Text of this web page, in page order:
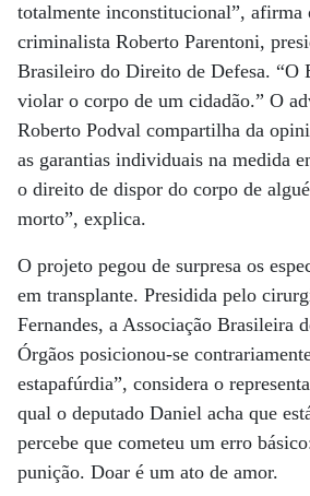
totalmente inconstitucional”, afirma
criminalista Roberto Parentoni,
Brasileiro do Direito de Defesa. “O
violar o corpo de um cidadão.” O
Roberto Podval compartilha da
as garantias individuais na medida
o direito de dispor do corpo de
morto”, explica.
O projeto pegou de surpresa os
em transplante. Presidida pelo
Fernandes, a Associação Brasileira
Órgãos posicionou-se
estapafúrdia”, considera o
qual o deputado Daniel acha que
percebe que cometeu um erro
punição. Doar é um ato de amor.